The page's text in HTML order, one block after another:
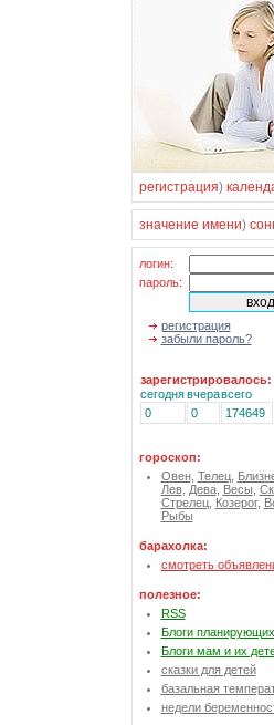
регистрация)
значение имени)
логин:
пароль:
регистрация
забыли пароль?
зарегистрировалось:
сегодня вчеравсего
0
0 174649
гороскоп:
Овен, Телец,
Лев, Дева, Весы
Стрелец, Козерог,
Рыбы
барахолка:
смотреть
полезное:
RSS
Блоги планирующих
Блоги мам и их
сказки для детей
базальная
недели